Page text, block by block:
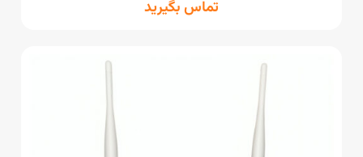
تماس بگیرید